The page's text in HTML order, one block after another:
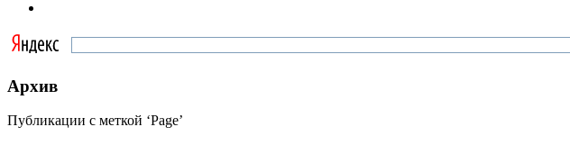
Архив
Публикации с меткой ‘Page’